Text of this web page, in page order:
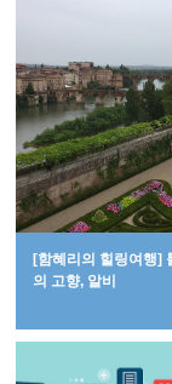
[함혜리의 힐링여행]
의 고향, 알비